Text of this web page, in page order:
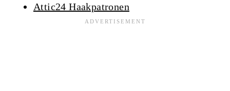
Attic24 Haakpatronen